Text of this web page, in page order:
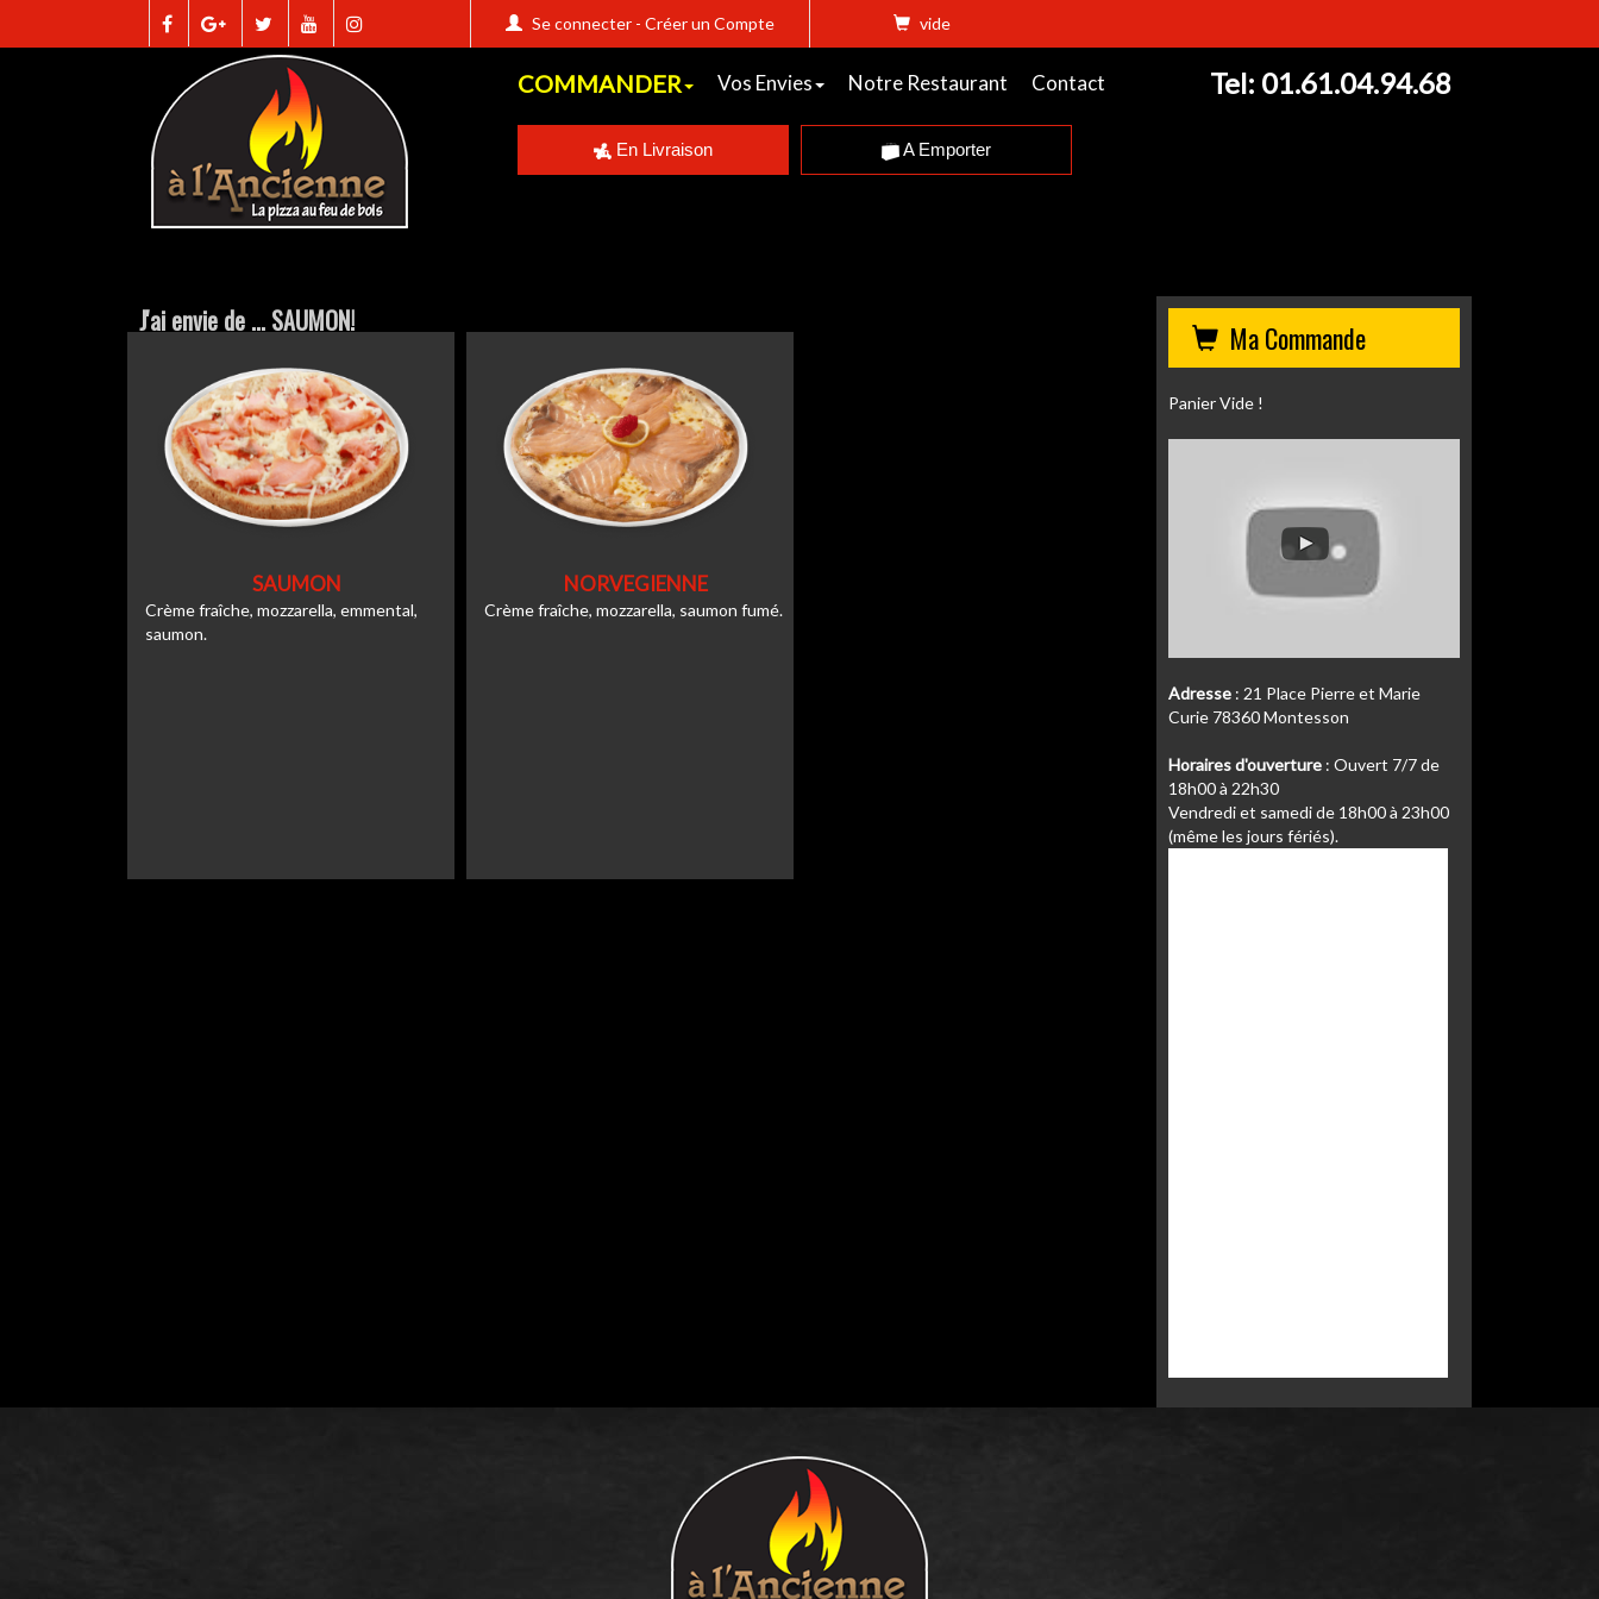
Se connecter- Créer un Compte vide
Tel: 01.61.04.94.68
COMMANDER Vos Envies Notre Restaurant Contact
En Livraison A Emporter
J'ai envie de ... SAUMON!
SAUMON
Crème fraîche, mozzarella, emmental,
saumon.
NORVEGIENNE
Crème fraîche, mozzarella, saumon fumé.
Ma Commande
Panier Vide !
Adresse : 21 Place Pierre et Marie
Curie 78360 Montesson
Horaires d'ouverture : Ouvert 7/7 de
18h00 à 22h30
Vendredi et samedi de 18h00 à 23h00
(même les jours fériés).